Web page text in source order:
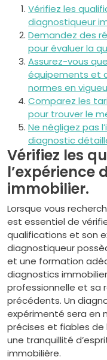
Vérifiez les
diagnostiqueur
Demandez des
pour évaluer la
Assurez-vous
équipements et
normes en
Comparez les
pour trouver le
Ne négligez pas
diagnostic
Vérifiez les
l’expérience
immobilier.
Lorsque vous
est essentiel de
qualifications et son
diagnostiqueur
et une formation
diagnostics
professionnelle et sa
précédents. Un
expérimenté sera en
précises et fiables de
une tranquillité
immobilière.